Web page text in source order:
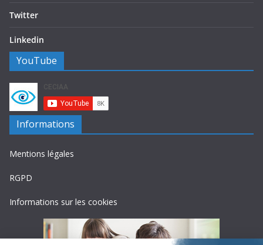
Twitter
Linkedin
YouTube
Informations
Mentions légales
RGPD
Informations sur les cookies